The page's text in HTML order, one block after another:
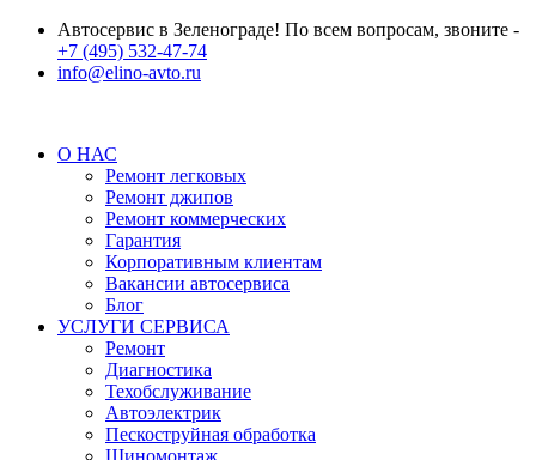
Автосервис в Зеленограде! По всем вопросам, звоните -
+7 (495) 532-47-74
info@elino-avto.ru
О НАС
Ремонт легковых
Ремонт джипов
Ремонт коммерческих
Гарантия
Корпоративным клиентам
Вакансии автосервиса
Блог
УСЛУГИ СЕРВИСА
Ремонт
Диагностика
Техобслуживание
Автоэлектрик
Пескоструйная обработка
Шиномонтаж